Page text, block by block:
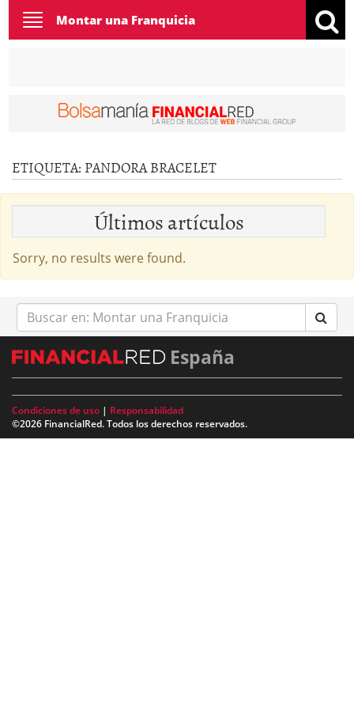
Toggle
navigation
Montar una Franquicia
ETIQUETA: PANDORA BRACELET
Últimos artículos
Sorry, no results were found.
Buscar
en:
España
Condiciones de uso | Responsabilidad
©2026 FinancialRed. Todos los derechos reservados.